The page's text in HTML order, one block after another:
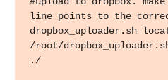
line points to the
dropbox_uploader.sh
/root/
./